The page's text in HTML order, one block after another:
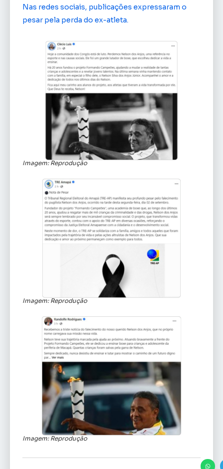
Nas redes sociais, publicações expressaram o
pesar pela perda do ex-atleta.
Imagem: Reprodução
Imagem: Reprodução
Imagem: Reprodução